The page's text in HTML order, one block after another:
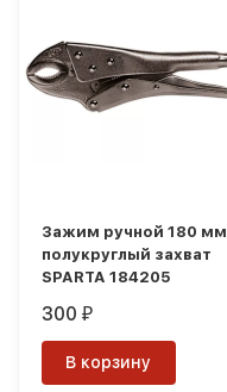
Зажим ручной 180 мм
полукруглый захват
SPARTA 184205
300₽
В корзину